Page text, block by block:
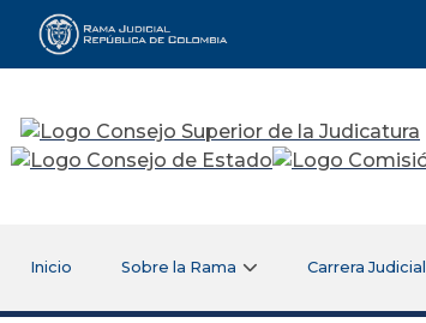
Rama Judicial
Inicio Sobre la Rama Carrera Judicial